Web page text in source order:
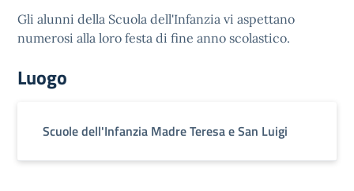
Gli alunni della Scuola dell'Infanzia vi aspettano
numerosi alla loro festa di fine anno scolastico.
Luogo
Scuole dell'Infanzia Madre Teresa e San Luigi